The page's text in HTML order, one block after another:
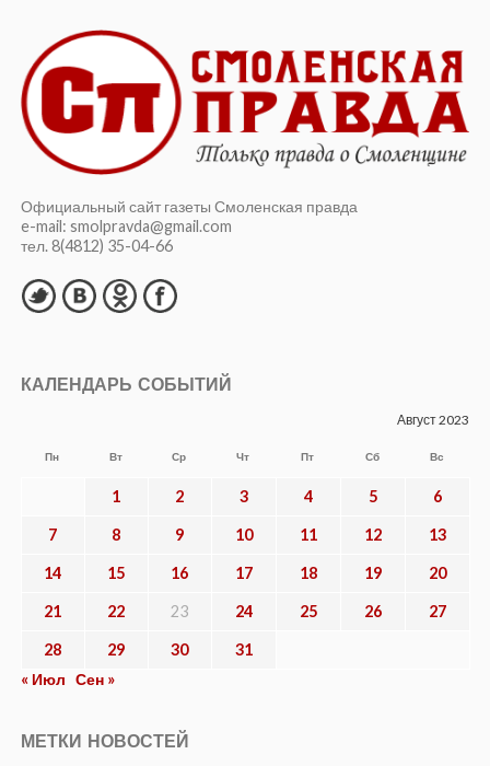
XIV международный фестиваль
исторической реконструкции и
славянской культуры
«Гнёздово-2026» приглашает
ОБЩЕСТВО
Телеканал «Красная Линия»: в
мать участника СВО не может
добиться ремонта жилья
ПРАЗДНИК ДУШИ И УРОЖАЯ.
Степан Емельянов о Дне огурца в
КУЛЬТУРА
В Центре Тенишевых состоялось
торжественное открытие выставки
«Смоленские ворота:
живописи»
Item is not found
по факту гибели женщины и ребенка